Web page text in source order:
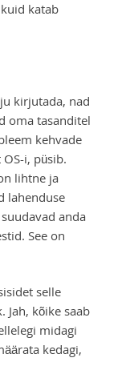
katab
kirjutada, nad
oma tasanditel
kehvade
i, püsib.
lihtne ja
lahenduse
anda
See on
selle
kõike saab
midagi
kedagi,